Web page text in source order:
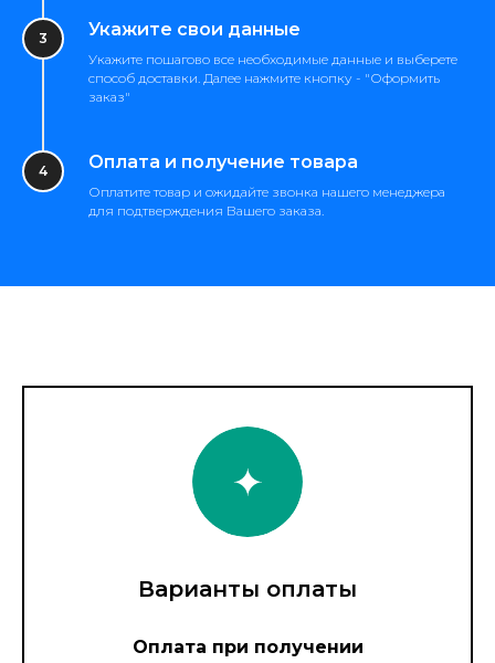
Укажите свои данные
Укажите пошагово все необходимые данные и выберете
способ доставки. Далее нажмите кнопку - "Оформить
заказ"
Оплата и получение товара
Оплатите товар и ожидайте звонка нашего менеджера
для подтверждения Вашего заказа.
Варианты оплаты
Оплата при получении